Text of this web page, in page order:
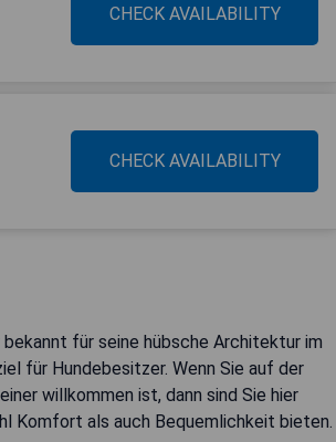
CHECK AVAILABILITY
CHECK AVAILABILITY
für seine hübsche Architektur im
für Hundebesitzer. Wenn Sie auf der
willkommen ist, dann sind Sie hier
Komfort als auch Bequemlichkeit bieten.